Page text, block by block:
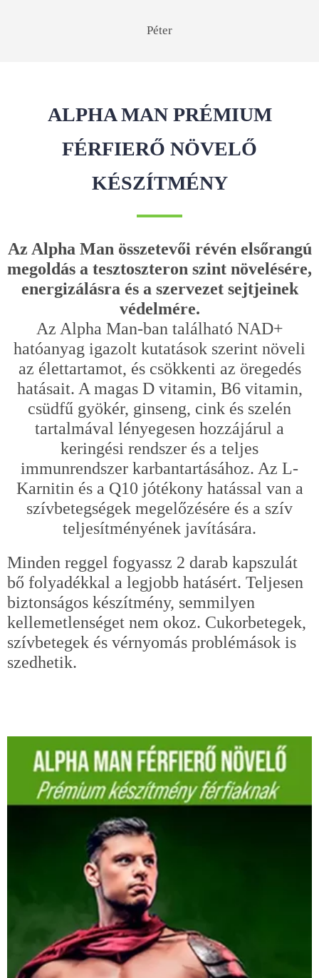
Péter
ALPHA MAN PRÉMIUM
FÉRFIERŐ NÖVELŐ
KÉSZÍTMÉNY
Az Alpha Man összetevői révén elsőrangú
megoldás a tesztoszteron szint növelésére,
energizálásra és a szervezet sejtjeinek
védelmére.
Az Alpha Man-ban található NAD+
hatóanyag igazolt kutatások szerint növeli
az élettartamot, és csökkenti az öregedés
hatásait. A magas D vitamin, B6 vitamin,
csüdfű gyökér, ginseng, cink és szelén
tartalmával lényegesen hozzájárul a
keringési rendszer és a teljes
immunrendszer karbantartásához. Az L-
Karnitin és a Q10 jótékony hatással van a
szívbetegségek megelőzésére és a szív
teljesítményének javítására.
Minden reggel fogyassz 2 darab kapszulát
bő folyadékkal a legjobb hatásért. Teljesen
biztonságos készítmény, semmilyen
kellemetlenséget nem okoz. Cukorbetegek,
szívbetegek és vérnyomás problémások is
szedhetik.